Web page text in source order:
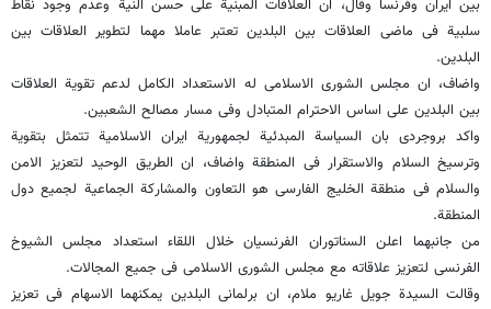
بین ایران وفرنسا وقال، ان العلاقات المبنیة علی حسن النیة وعدم وجود نقاط
سلبیة فی ماضی العلاقات بین البلدین تعتبر عاملا مهما لتطویر العلاقات بین
البلدین.
واضاف، ان مجلس الشوری الاسلامی له الاستعداد الکامل لدعم تقویة العلاقات
بین البلدین علی اساس الاحترام المتبادل وفی مسار مصالح الشعبین.
واکد بروجردی بان السیاسة المبدئیة لجمهوریة ایران الاسلامیة تتمثل بتقویة
وترسیخ السلام والاستقرار فی المنطقة واضاف، ان الطریق الوحید لتعزیز الامن
والسلام فی منطقة الخلیج الفارسی هو التعاون والمشارکة الجماعیة لجمیع دول
المنطقة.
من جانبهما اعلن السناتوران الفرنسیان خلال اللقاء استعداد مجلس الشیوخ
الفرنسی لتعزیز علاقاته مع مجلس الشوری الاسلامی فی جمیع المجالات.
وقالت السیدة جویل غاریو ملام، ان برلمانی البلدین یمکنهما الاسهام فی تعزیز